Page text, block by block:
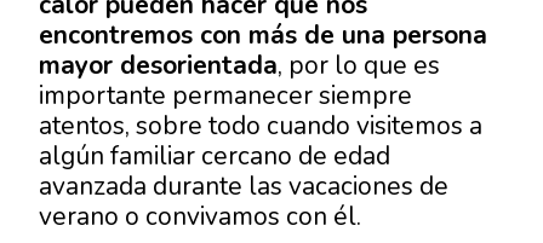
encontremos con más de una persona
mayor desorientada, por lo que es
importante permanecer siempre
atentos, sobre todo cuando visitemos a
algún familiar cercano de edad
avanzada durante las vacaciones de
verano o convivamos con él.